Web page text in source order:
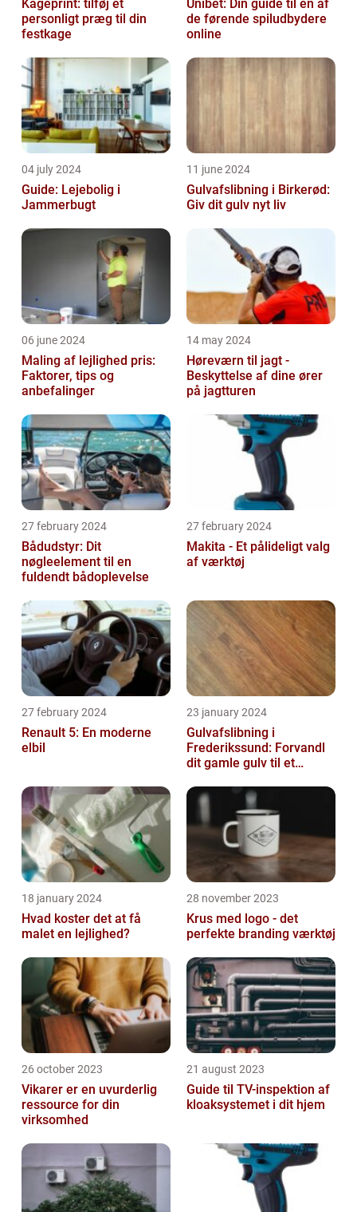
Kageprint: tilføj et
personligt præg til din
festkage
Unibet: Din guide til en af
de førende spiludbydere
online
04 july 2024
Guide: Lejebolig i
Jammerbugt
11 june 2024
Gulvafslibning i Birkerød:
Giv dit gulv nyt liv
06 june 2024
Maling af lejlighed pris:
Faktorer, tips og
anbefalinger
14 may 2024
Høreværn til jagt -
Beskyttelse af dine ører
på jagtturen
27 february 2024
Bådudstyr: Dit
nøgleelement til en
fuldendt bådoplevelse
27 february 2024
Makita - Et pålideligt valg
af værktøj
27 february 2024
Renault 5: En moderne
elbil
23 january 2024
Gulvafslibning i
Frederikssund: Forvandl
dit gamle gulv til et
18 january 2024
Hvad koster det at få
malet en lejlighed?
28 november 2023
Krus med logo - det
perfekte branding værktøj
26 october 2023
Vikarer er en uvurderlig
ressource for din
virksomhed
21 august 2023
Guide til TV-inspektion af
kloaksystemet i dit hjem